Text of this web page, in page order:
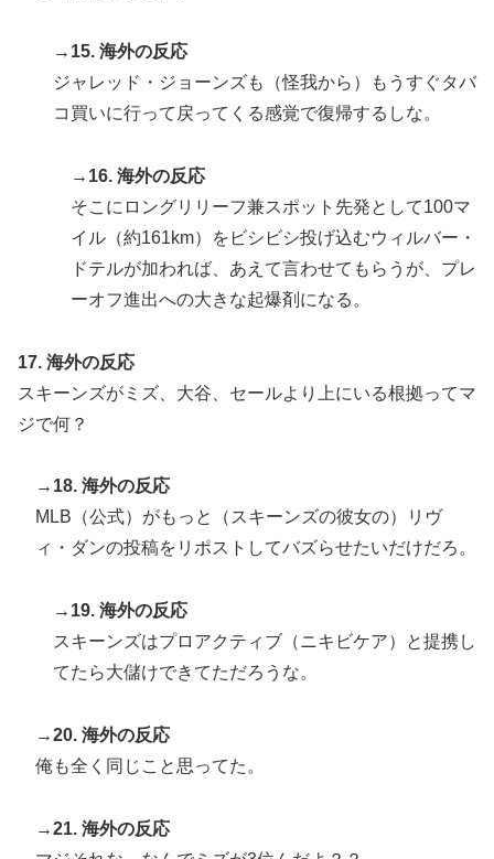
→15. 海外の反応
ジャレッド・ジョーンズも（怪我から）もうすぐタバ
コ買いに行って戻ってくる感覚で復帰するしな。
→16. 海外の反応
そこにロングリリーフ兼スポット先発として100マ
イル（約161km）をビシビシ投げ込むウィルバー・
ドテルが加われば、あえて言わせてもらうが、プレ
ーオフ進出への大きな起爆剤になる。
17. 海外の反応
スキーンズがミズ、大谷、セールより上にいる根拠ってマ
ジで何？
→18. 海外の反応
MLB（公式）がもっと（スキーンズの彼女の）リヴ
ィ・ダンの投稿をリポストしてバズらせたいだけだろ。
→19. 海外の反応
スキーンズはプロアクティブ（ニキビケア）と提携し
てたら大儲けできてただろうな。
→20. 海外の反応
俺も全く同じこと思ってた。
→21. 海外の反応